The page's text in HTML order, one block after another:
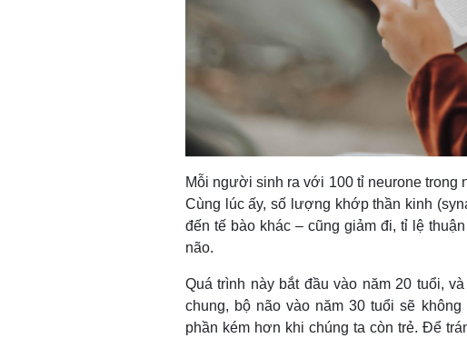
Mỗi người sinh ra với 100 tỉ neurone trong
Cùng lúc ấy, số lượng khớp thần kinh
đến tế bào khác – cũng giảm đi, tỉ lệ
não.
Quá trình này bắt đầu vào năm 20 tuổi,
chung, bộ não vào năm 30 tuổi sẽ
phần kém hơn khi chúng ta còn trẻ. Để